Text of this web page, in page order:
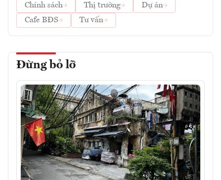
Chính sách
Thị trường
Dự án
Cafe BĐS
Tư vấn
Đừng bỏ lỡ